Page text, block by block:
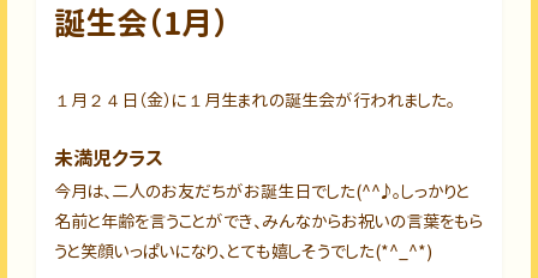
誕生会（1月）
１月２４日（金）に１月生まれの誕生会が行われました。
未満児クラス
今月は、二人のお友だちがお誕生日でした(^^♪。しっかりと
名前と年齢を言うことができ、みんなからお祝いの言葉をもら
うと笑顔いっぱいになり、とても嬉しそうでした(*^_^*)